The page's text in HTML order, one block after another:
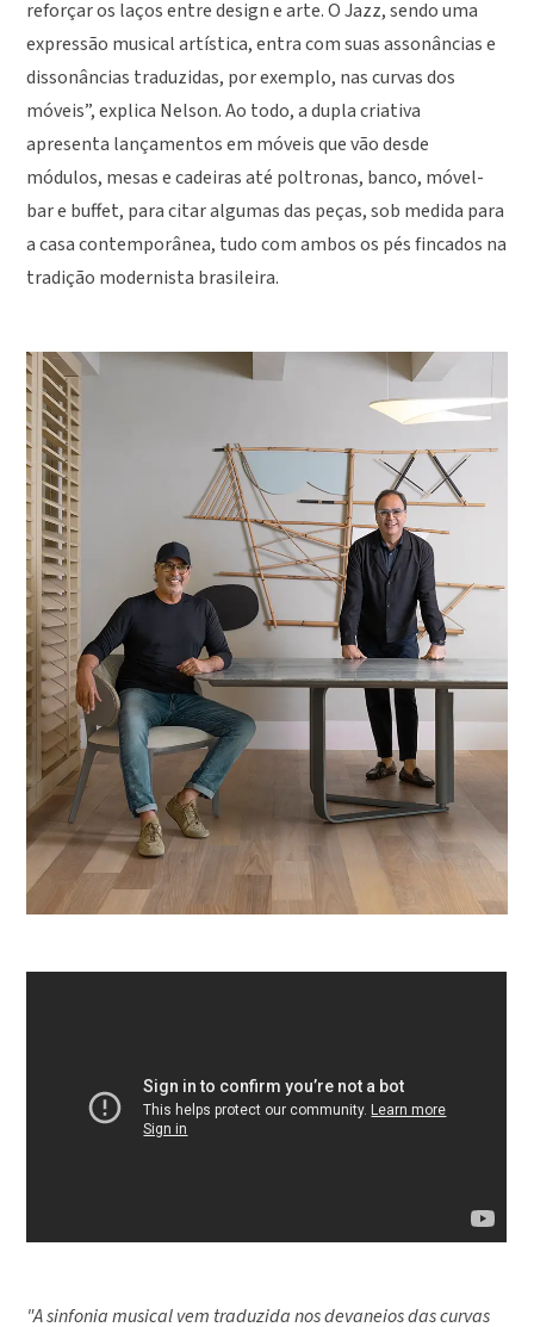
reforçar os laços entre design e arte. O Jazz, sendo uma
expressão musical artística, entra com suas assonâncias e
dissonâncias traduzidas, por exemplo, nas curvas dos
móveis”, explica Nelson. Ao todo, a dupla criativa
apresenta lançamentos em móveis que vão desde
módulos, mesas e cadeiras até poltronas, banco, móvel-
bar e buffet, para citar algumas das peças, sob medida para
a casa contemporânea, tudo com ambos os pés fincados na
tradição modernista brasileira.
"A sinfonia musical vem traduzida nos devaneios das curvas